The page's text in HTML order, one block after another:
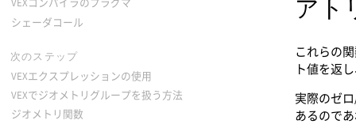
アト
これらの
ト値を返
実際のゼ
あるので
VEXコンパイラのプラグマ
シェーダコール
次のステップ
VEXエクスプレッションの使用
VEXでジオメトリグループを扱う方法
ジオメトリ関数